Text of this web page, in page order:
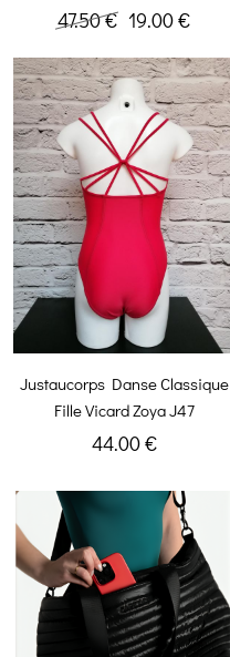
47.50 € 19.00 €
Justaucorps Danse Classique
Fille Vicard Zoya J47
44.00 €